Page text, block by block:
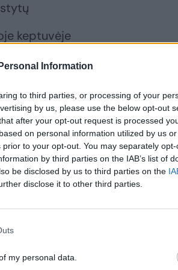
Information
to third parties, or processing of your
by us, please use the below opt-out
after your opt-out request is processed
on personal information utilized by us
to your opt-out. You may separately
by third parties on the IAB’s list of
be disclosed by us to third parties on the
disclose it to other third parties.
my personal data.
keptuvėje
pagal skonį (rinkitės